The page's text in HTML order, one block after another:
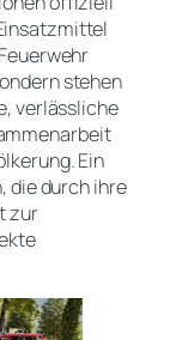
stehen
verlässliche
Ein
die durch ihre
zur